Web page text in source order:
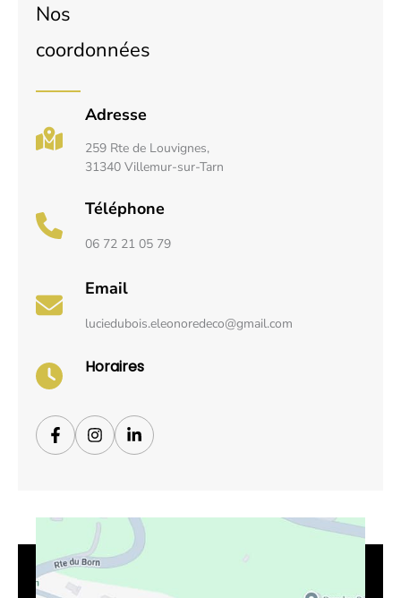
Nos
coordonnées
Adresse
259 Rte de Louvignes,
31340 Villemur-sur-Tarn
Téléphone
06 72 21 05 79
Email
luciedubois.eleonoredeco@gmail.com
Horaires